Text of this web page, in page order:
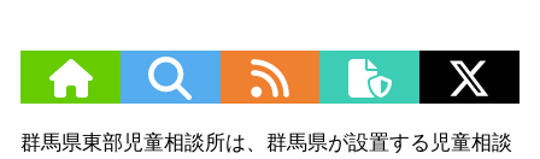
群馬県東部児童相談所は、群馬県が設置する児童相談